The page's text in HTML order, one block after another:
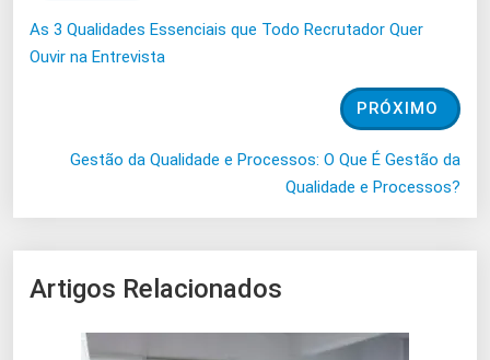
As 3 Qualidades Essenciais que Todo Recrutador Quer
Ouvir na Entrevista
PRÓXIMO
Gestão da Qualidade e Processos: O Que É Gestão da
Qualidade e Processos?
Artigos Relacionados